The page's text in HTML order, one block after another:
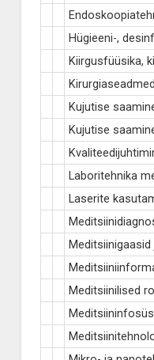
Hügieeni-,
Kiirgusfüüsika,
Kujutise
Kujutise
Laboritehnika
Laserite
Meditsiinilised